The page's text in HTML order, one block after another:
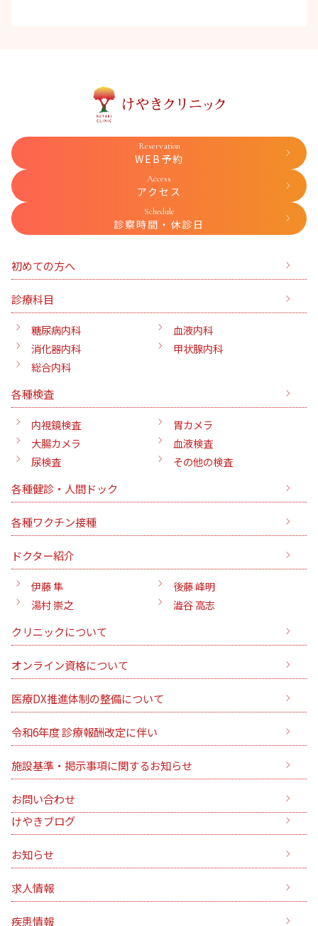
Reservation
WEB予約
Access
アクセス
Schedule
診察時間・休診日
初めての方へ
診療科目
糖尿病内科
血液内科
消化器内科
甲状腺内科
総合内科
各種検査
内視鏡検査
胃カメラ
大腸カメラ
血液検査
尿検査
その他の検査
各種健診・人間ドック
各種ワクチン接種
ドクター紹介
伊藤 隼
後藤 峰明
湯村 崇之
澁谷 高志
クリニックについて
オンライン資格について
医療DX推進体制の整備について
令和6年度 診療報酬改定に伴い
施設基準・掲示事項に関するお知らせ
お問い合わせ
けやきブログ
お知らせ
求人情報
疾患情報